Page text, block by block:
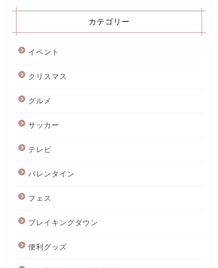
カテゴリー
イベント
クリスマス
グルメ
サッカー
テレビ
バレンタイン
フェス
ブレイキングダウン
便利グッズ